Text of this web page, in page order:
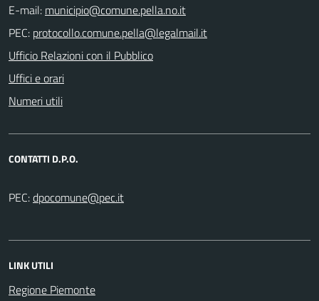
E-mail:
PEC:
Ufficio Relazioni con il Pubblico
Uffici e orari
Numeri utili
CONTATTI D.P.O.
PEC:
LINK UTILI
Regione Piemonte